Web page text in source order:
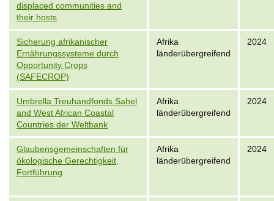
displaced communities and
their hosts
Sicherung afrikanischer
Ernährungssysteme durch
Opportunity Crops
(SAFECROP)
Afrika
länderübergreifend
2024
Umbrella Treuhandfonds Sahel
and West African Coastal
Countries der Weltbank
Afrika
länderübergreifend
2024
Glaubensgemeinschaften für
ökologische Gerechtigkeit,
Fortführung
Afrika
länderübergreifend
2024